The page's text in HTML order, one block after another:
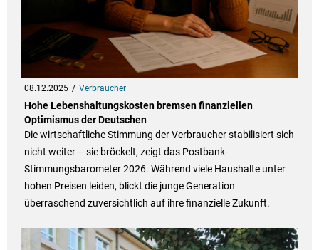
08.12.2025 Verbraucher
Hohe Lebenshaltungskosten bremsen finanziellen
Optimismus der Deutschen
Die wirtschaftliche Stimmung der Verbraucher stabilisiert sich
nicht weiter – sie bröckelt, zeigt das Postbank-
Stimmungsbarometer 2026. Während viele Haushalte unter
hohen Preisen leiden, blickt die junge Generation
überraschend zuversichtlich auf ihre finanzielle Zukunft.